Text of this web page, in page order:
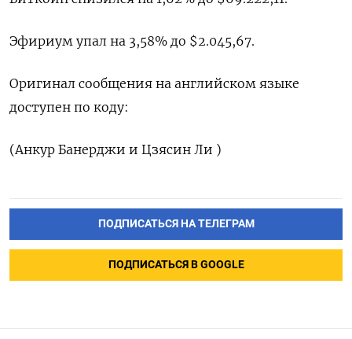
Эфириум упал ⁠на 3,58% до $2.045,67.
Оригинал сообщения на английском языке
доступен по коду:
(Анкур Банерджи и Цзясин Ли )
ПОДПИСАТЬСЯ НА ТЕЛЕГРАМ
ПОДПИСАТЬСЯ В GOOGLE